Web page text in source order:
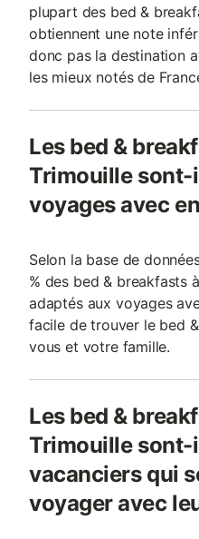
plupart des bed &
obtiennent une note
donc pas la destination
les mieux notés de
Les bed &
Trimouille sont-
voyages avec
Selon la base de
% des bed & breakfasts
adaptés aux voyages
facile de trouver le bed
vous et votre famille.
Les bed &
Trimouille sont-
vacanciers qui
voyager avec